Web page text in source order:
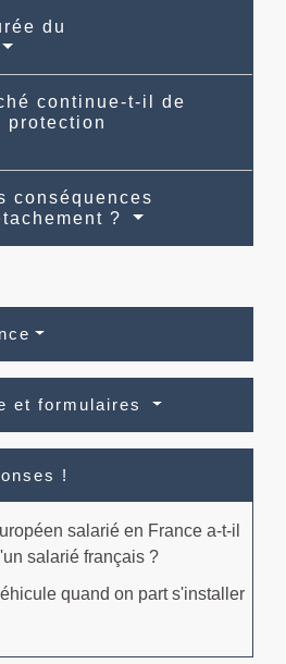
du
continue-t-il de
protection
conséquences
?
et formulaires
!
salarié en France a-t-il
salarié français ?
quand on part s'installer